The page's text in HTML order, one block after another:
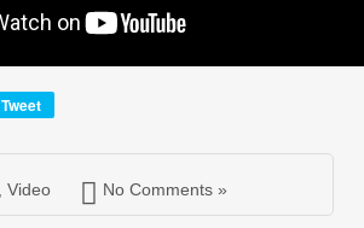
Tweet
Video No Comments »